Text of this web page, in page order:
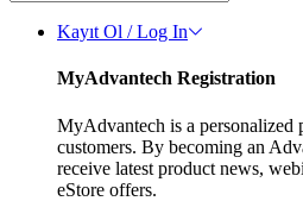
Kayıt Ol / Log In
MyAdvantech Registration
MyAdvantech is a personalized
customers. By becoming an
receive latest product news,
eStore offers.